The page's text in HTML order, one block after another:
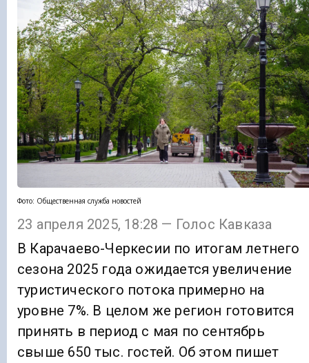
Фото: Общественная служба новостей
23 апреля 2025, 18:28 — Голос Кавказа
В Карачаево-Черкесии по итогам летнего
сезона 2025 года ожидается увеличение
туристического потока примерно на
уровне 7%. В целом же регион готовится
принять в период с мая по сентябрь
свыше 650 тыс. гостей. Об этом пишет